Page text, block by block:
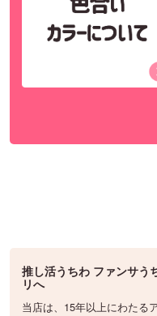
推し活うちわ ファンサう
リへ
当店は、15年以上にわたる